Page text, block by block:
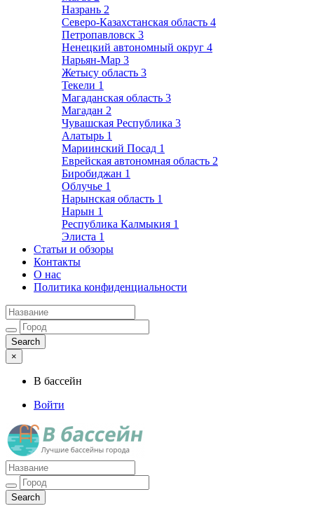
Назрань 2
Северо-Казахстанская область 4
Петропавловск 3
Ненецкий автономный округ 4
Нарьян-Мар 3
Жетысу область 3
Текели 1
Магаданская область 3
Магадан 2
Чувашская Республика 3
Алатырь 1
Мариинский Посад 1
Еврейская автономная область 2
Биробиджан 1
Облучье 1
Нарынская область 1
Нарын 1
Республика Калмыкия 1
Элиста 1
Статьи и обзоры
Контакты
О нас
Политика конфиденциальности
×
В бассейн
Войти
Лучшие бассейны города